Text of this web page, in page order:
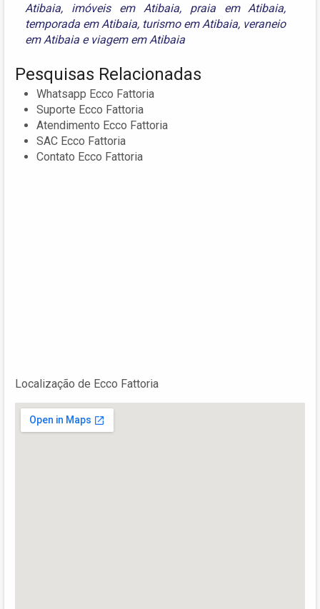
Atibaia, imóveis em Atibaia, praia em Atibaia,
temporada em Atibaia, turismo em Atibaia, veraneio
em Atibaia e viagem em Atibaia
Pesquisas Relacionadas
Whatsapp Ecco Fattoria
Suporte Ecco Fattoria
Atendimento Ecco Fattoria
SAC Ecco Fattoria
Contato Ecco Fattoria
Localização de Ecco Fattoria